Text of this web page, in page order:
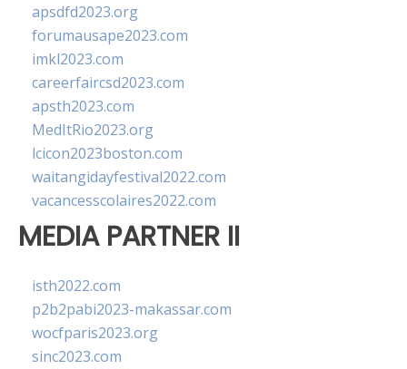
apsdfd2023.org
forumausape2023.com
imkl2023.com
careerfaircsd2023.com
apsth2023.com
MedItRio2023.org
lcicon2023boston.com
waitangidayfestival2022.com
vacancesscolaires2022.com
MEDIA PARTNER II
isth2022.com
p2b2pabi2023-makassar.com
wocfparis2023.org
sinc2023.com